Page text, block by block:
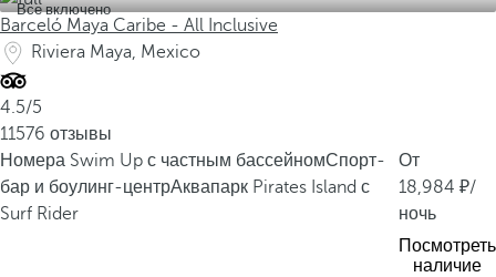
Все включено
Barceló Maya Caribe - All Inclusive
Riviera Maya, Mexico
4.5/5
11576 отзывы
Номера Swim Up с частным бассейномСпорт-
бар и боулинг-центрАквапарк Pirates Island с
Surf Rider
От
18,984
/
ночь
Посмотреть
наличие
г
и
ч
е
с
к
и
е
п